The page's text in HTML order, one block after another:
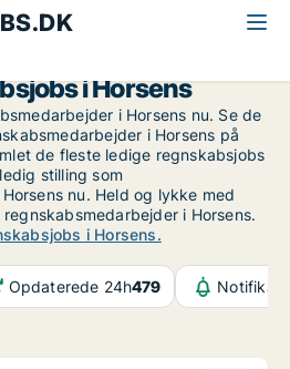
i Horsens
i Horsens nu. Se de
i Horsens på
de fleste ledige regnskabsjobs
stilling som
nu. Held og lykke med
i Horsens.
i Horsens.
Opdaterede 24h479